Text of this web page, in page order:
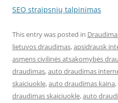
SEO straipsnių talpinimas
This entry was posted in
lietuvos draudimas,apsidrausk
asmens civilinės atsakomybės
draudimas,auto draudimas
skaiciuokle,auto draudimas kaina,
draudimas skaiciuokle,auto